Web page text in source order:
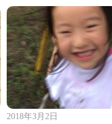
2018年3月2日